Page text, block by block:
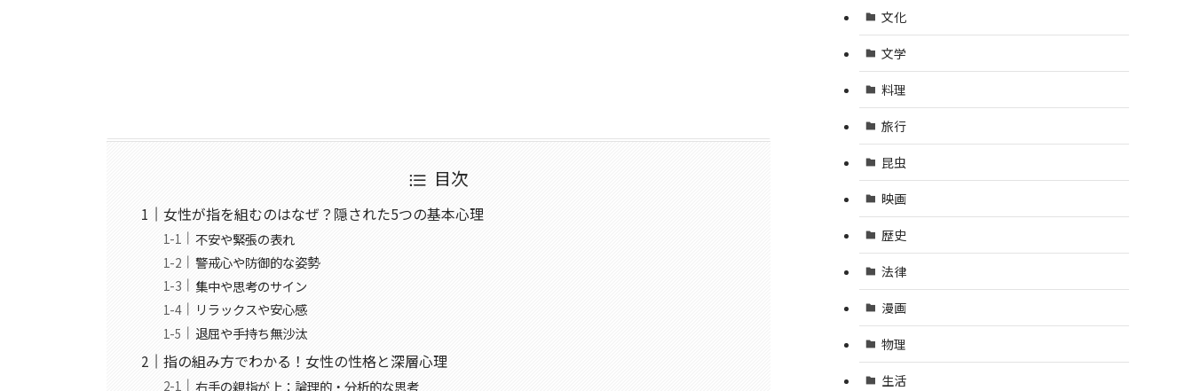
目次
女性が指を組むのはなぜ？隠された5つの基本心理
不安や緊張の表れ
警戒心や防御的な姿勢
集中や思考のサイン
リラックスや安心感
退屈や手持ち無沙汰
指の組み方でわかる！女性の性格と深層心理
右手の親指が上：論理的・分析的な思考
文化
文学
料理
旅行
昆虫
映画
歴史
法律
漫画
物理
生活